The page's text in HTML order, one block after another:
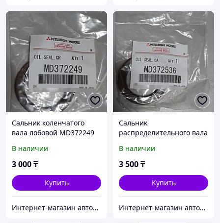
Сальник коленчатого
вала лобовой MD372249
В наличии
3 000₸
Купить
Интернет-магазин автозапчастей Parts-shop.kz
Сальник
распределительного вала
В наличии
3 500₸
Купить
Интернет-магазин автозапчастей Parts-shop.kz